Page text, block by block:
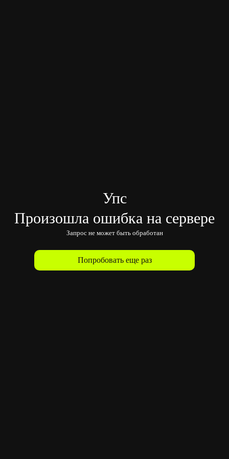
Упс
Произошла ошибка на сервере
Запрос не может быть обработан
Попробовать еще раз